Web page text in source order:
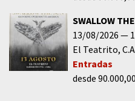
SWALLOW
13/08/2026
El Teatrito
Entradas
desde 90.000,00